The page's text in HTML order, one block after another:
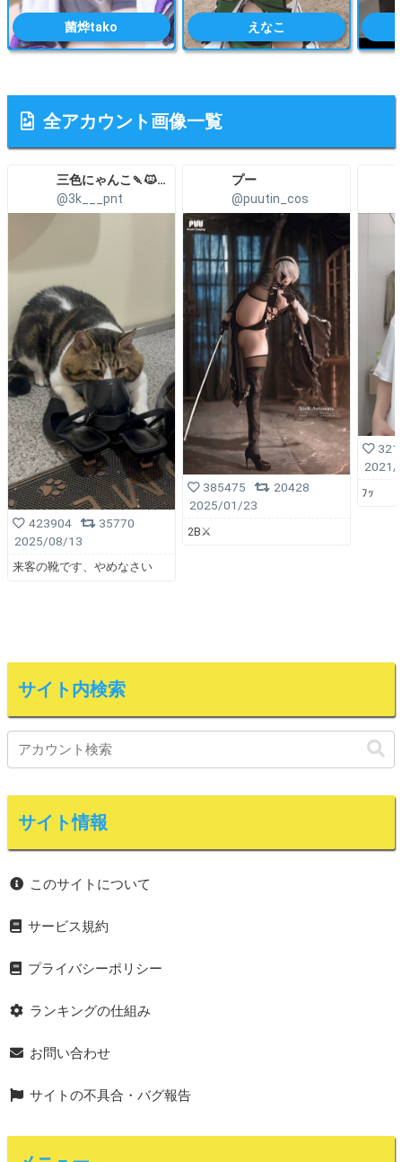
菌烨tako えなこ
全アカウント画像一覧
三色にゃんこ🍡🐱こみトレ5号館H27a
@3k___pnt
423904
35770
2025/08/13
来客の靴です、やめなさい
プー
@puutin_cos
385475
20428
2025/01/23
2B⚔️
2021/
ﾌｯ
サイト内検索
サイト情報
このサイトについて
サービス規約
プライバシーポリシー
ランキングの仕組み
お問い合わせ
サイトの不具合・バグ報告